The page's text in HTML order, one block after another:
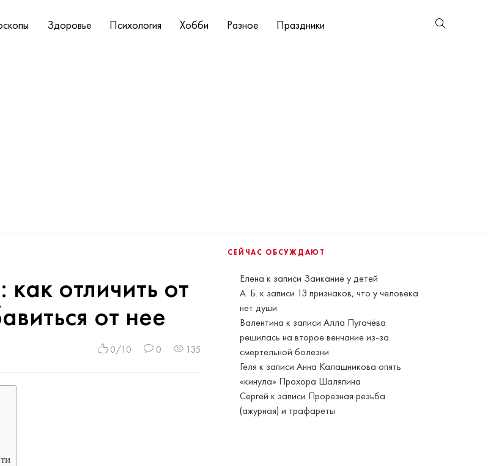
Здоровье Психология Хобби Разное Праздники
СЕЙЧАС ОБСУЖДАЮТ
Елена к записи Заикание у детей
А. Б. к записи 13 признаков, что у человека
нет души
Валентина к записиАлла Пугачёва
решилась на второе венчание из-за
смертельной болезни
Геля к записиАнна Калашникова опять
«кинула» Прохора Шаляпина
Сергей к записи Прорезная резьба
(ажурная) и трафареты
отличить от
от нее
0/10 0 135